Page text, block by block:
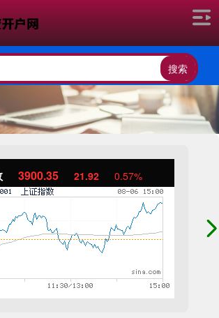
搜索
3900.35 21.92 0.57%